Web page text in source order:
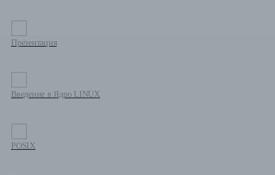
Презентация
Введение в Ядро LINUX
POSIX